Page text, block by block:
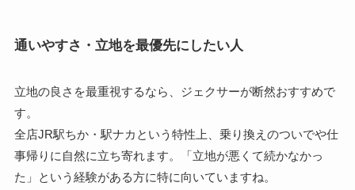
通いやすさ・立地を最優先にしたい人
立地の良さを最重視するなら、ジェクサーが断然おすすめで
す。
全店JR駅ちか・駅ナカという特性上、乗り換えのついでや仕
事帰りに自然に立ち寄れます。「立地が悪くて続かなかっ
た」という経験がある方に特に向いていますね。